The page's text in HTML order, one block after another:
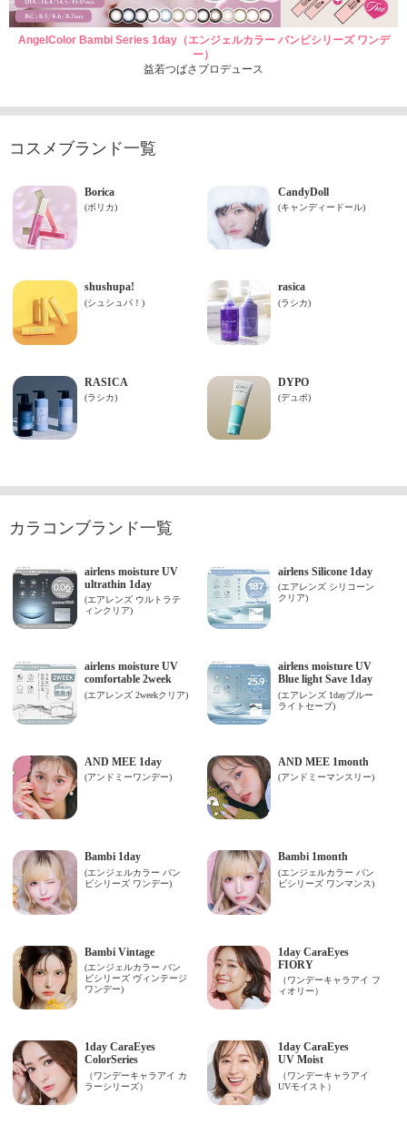
AngelColor Bambi Series 1day（エンジェルカラー バンビシリーズ ワンデ
ー）
益若つばさプロデュース
コスメブランド一覧
カラコンブランド一覧